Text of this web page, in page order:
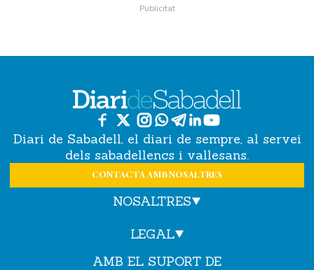
Diari de Sabadell, el diari de sempre, al servei
dels sabadellencs i vallesans.
CONTACTA AMB NOSALTRES
NOSALTRES
LEGAL
AMB EL SUPORT DE